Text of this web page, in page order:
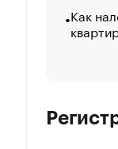
Как